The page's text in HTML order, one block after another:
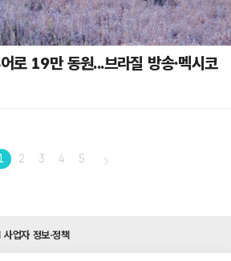
로 19만 동원...브라질 방송·멕시코
2 3 4 5
사업자 정보·정책